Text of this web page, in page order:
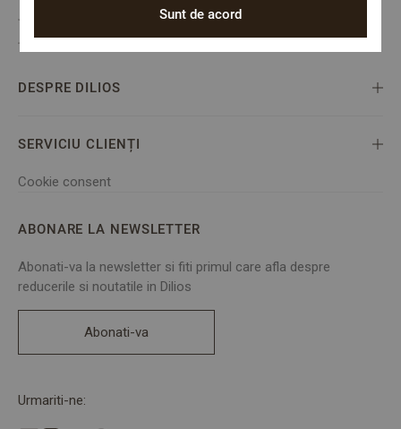
DESPRE DILIOS
SERVICIU CLIENȚI
Cookie consent
ABONARE LA NEWSLETTER
Abonati-va la newsletter si fiti primul care afla despre
reducerile si noutatile in Dilios
Abonati-va
Urmariti-ne:
Sunt de acord